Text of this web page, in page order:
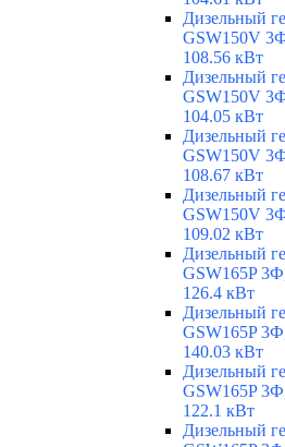
Дизельный
GSW150V
108.56 кВт
Дизельный
GSW150V
104.05 кВт
Дизельный
GSW150V
108.67 кВт
Дизельный
GSW150V
109.02 кВт
Дизельный
GSW165P
126.4 кВт
Дизельный
GSW165P
140.03 кВт
Дизельный
GSW165P
122.1 кВт
Дизельный